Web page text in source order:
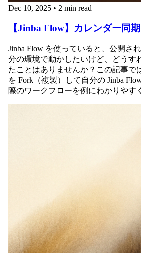
Dec 10, 2025 • 2 min read
【Jinba Flow】カレンダー同
Jinba Flow を使っていると、公開さ
分の環境で動かしたいけど、どうす
たことはありませんか？この記事で
を Fork（複製）して自分の Jinba
際のワークフローを例にわかりやす